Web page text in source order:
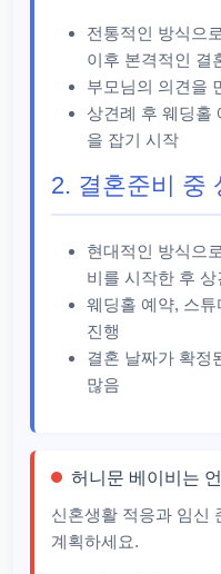
전통적인 방식으
이후 본격적인 결
부모님의 의견을
상견례 후 웨딩홀
을 잡기 시작
2. 결혼준비 중
현대적인 방식으
비를 시작한 후 상
웨딩홀 예약, 스
진행
결혼 날짜가 확정
많음
허니문 베이비는
신혼생활 적응과 임신
계획하세요.